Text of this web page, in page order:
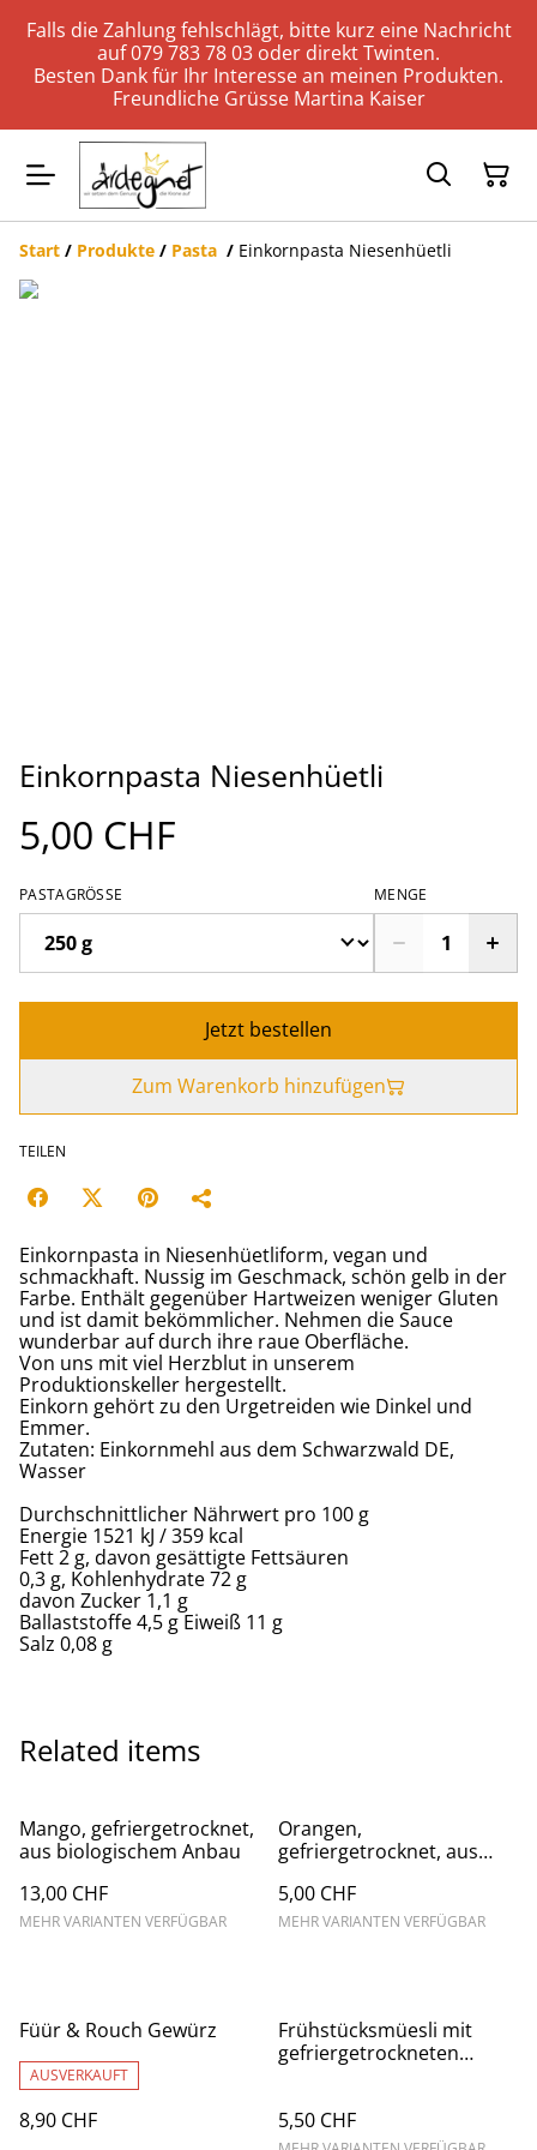
Falls die Zahlung fehlschlägt, bitte kurz eine Nachricht
auf 079 783 78 03 oder direkt Twinten.
Besten Dank für Ihr Interesse an meinen Produkten.
Freundliche Grüsse Martina Kaiser
Start / Produkte / Pasta / Einkornpasta Niesenhüetli
Einkornpasta Niesenhüetli
5,00 CHF
PASTAGRÖSSE MENGE
Jetzt bestellen
Zum Warenkorb hinzufügen
TEILEN
Einkornpasta in Niesenhüetliform, vegan und
schmackhaft. Nussig im Geschmack, schön gelb in der
Farbe. Enthält gegenüber Hartweizen weniger Gluten
und ist damit bekömmlicher. Nehmen die Sauce
wunderbar auf durch ihre raue Oberfläche.
Von uns mit viel Herzblut in unserem
Produktionskeller hergestellt.
Einkorn gehört zu den Urgetreiden wie Dinkel und
Emmer.
Zutaten: Einkornmehl aus dem Schwarzwald DE,
Wasser
Durchschnittlicher Nährwert pro 100 g
Energie 1521 kJ / 359 kcal
Fett 2 g, davon gesättigte Fettsäuren
0,3 g, Kohlenhydrate 72 g
davon Zucker 1,1 g
Ballaststoffe 4,5 g Eiweiß 11 g
Salz 0,08 g
Related items
Mango, gefriergetrocknet,
aus biologischem Anbau
13,00 CHF
MEHR VARIANTEN VERFÜGBAR
Orangen,
gefriergetrocknet, aus
5,00 CHF
MEHR VARIANTEN VERFÜGBAR
Füür & Rouch Gewürz
AUSVERKAUFT
8,90 CHF
Frühstücksmüesli mit
gefriergetrockneten
5,50 CHF